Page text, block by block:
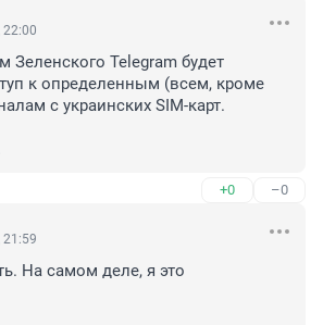
22:00
Зеленского Telegram будет
к определенным (всем, кроме
с украинских SIM-карт.
+0 –0
21:59
На самом деле, я это